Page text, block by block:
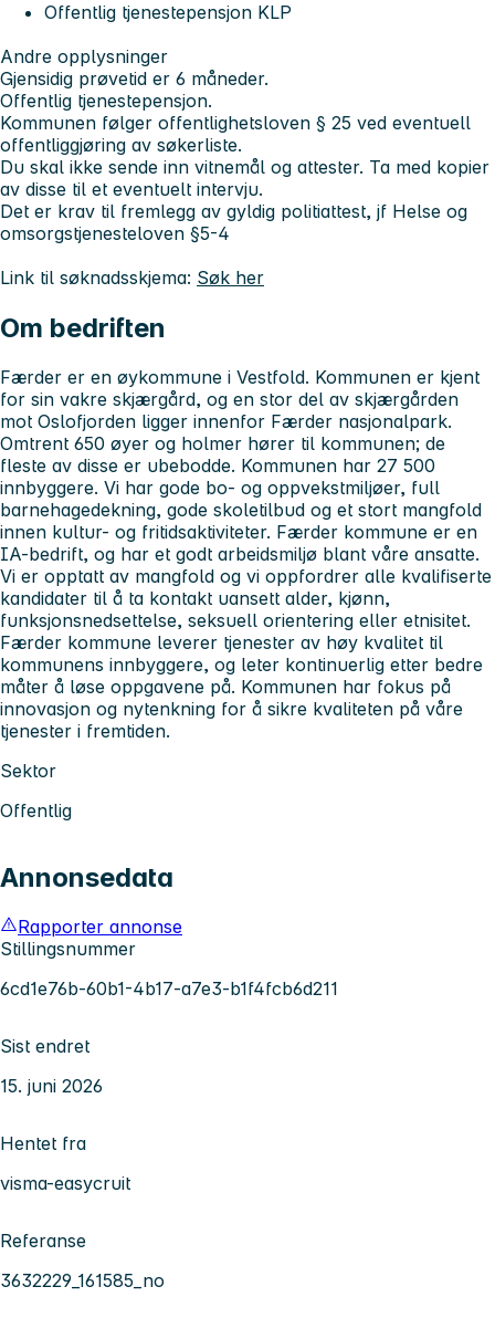
Offentlig tjenestepensjon KLP
Andre opplysninger
Gjensidig prøvetid er 6 måneder.
Offentlig tjenestepensjon.
Kommunen følger offentlighetsloven § 25 ved eventuell
offentliggjøring av søkerliste.
Du skal ikke sende inn vitnemål og attester. Ta med kopier
av disse til et eventuelt intervju.
Det er krav til fremlegg av gyldig politiattest, jf Helse og
omsorgstjenesteloven §5-4
Link til søknadsskjema: Søk her
Om bedriften
Færder er en øykommune i Vestfold. Kommunen er kjent
for sin vakre skjærgård, og en stor del av skjærgården
mot Oslofjorden ligger innenfor Færder nasjonalpark.
Omtrent 650 øyer og holmer hører til kommunen; de
fleste av disse er ubebodde. Kommunen har 27 500
innbyggere. Vi har gode bo- og oppvekstmiljøer, full
barnehagedekning, gode skoletilbud og et stort mangfold
innen kultur- og fritidsaktiviteter. Færder kommune er en
IA-bedrift, og har et godt arbeidsmiljø blant våre ansatte.
Vi er opptatt av mangfold og vi oppfordrer alle kvalifiserte
kandidater til å ta kontakt uansett alder, kjønn,
funksjonsnedsettelse, seksuell orientering eller etnisitet.
Færder kommune leverer tjenester av høy kvalitet til
kommunens innbyggere, og leter kontinuerlig etter bedre
måter å løse oppgavene på. Kommunen har fokus på
innovasjon og nytenkning for å sikre kvaliteten på våre
tjenester i fremtiden.
Sektor
Offentlig
Annonsedata
Rapporter annonse
Stillingsnummer
6cd1e76b-60b1-4b17-a7e3-b1f4fcb6d211
Sist endret
15. juni 2026
Hentet fra
visma-easycruit
Referanse
3632229_161585_no